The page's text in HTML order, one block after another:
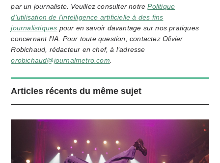
par un journaliste. Veuillez consulter notrePolitique
d’utilisation de l’intelligence artificielle à des fins
journalistiques pour en savoir davantage sur nos pratiques
concernant l’IA. Pour toute question, contactez Olivier
Robichaud, rédacteur en chef, à l’adresse
orobichaud@journalmetro.com
Articles récents du même sujet